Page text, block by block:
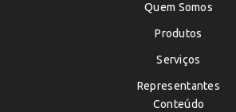
Quem Somos
Produtos
Serviços
Representantes
Conteúdo